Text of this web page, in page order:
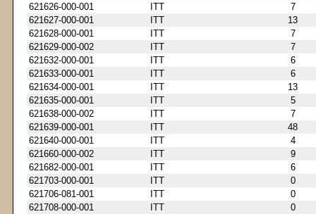
621626-000-001
ITT
7
621627-000-001
ITT
13
621628-000-001
ITT
7
621629-000-002
ITT
7
621632-000-001
ITT
6
621633-000-001
ITT
6
621634-000-001
ITT
13
621635-000-001
ITT
5
621638-000-002
ITT
7
621639-000-001
ITT
48
621640-000-001
ITT
4
621660-000-002
ITT
9
621682-000-001
ITT
6
621703-000-001
ITT
0
621706-081-001
ITT
0
621708-000-001
ITT
0